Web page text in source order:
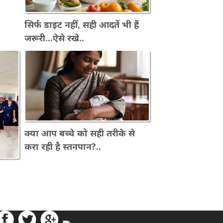
सिर्फ डाइट नहीं, सही आदतें भी हैं
जरूरी...ऐसे रखे..
क्या आप बच्चे को सही तरीके से
करा रही है स्तनपान?..